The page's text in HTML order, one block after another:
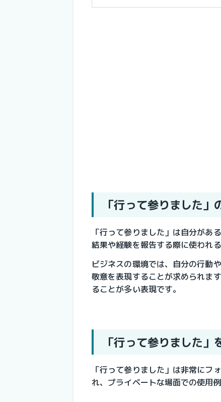
「行って参りました
「行って参りました」は自分があ
結果や経験を報告する際に使われる
ビジネスの環境では、自分の行動
敬意を表現することが求められま
ることが多い表現です。
「行って参りました」
「行って参りました」は非常にフ
れ、プライベートな場面での使用例